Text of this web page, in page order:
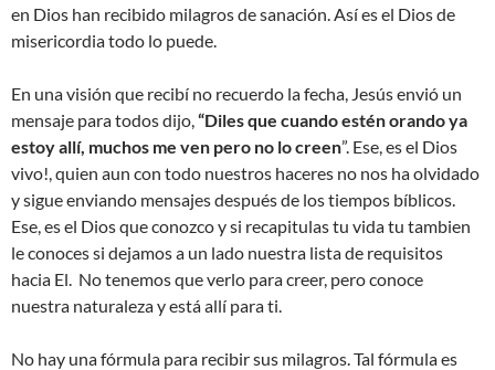
en Dios han recibido milagros de sanación. Así es el Dios de
misericordia todo lo puede.
En una visión que recibí no recuerdo la fecha, Jesús envió un
mensaje para todos dijo, “Diles que cuando estén orando ya
estoy allí, muchos me ven pero no lo creen”. Ese, es el Dios
vivo!, quien aun con todo nuestros haceres no nos ha olvidado
y sigue enviando mensajes después de los tiempos bíblicos.
Ese, es el Dios que conozco y si recapitulas tu vida tu tambien
le conoces si dejamos a un lado nuestra lista de requisitos
hacia El. No tenemos que verlo para creer, pero conoce
nuestra naturaleza y está allí para ti.
No hay una fórmula para recibir sus milagros. Tal fórmula es